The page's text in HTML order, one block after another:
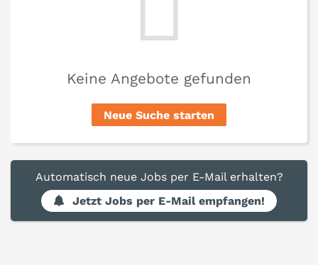
Keine Angebote gefunden
Neue Suche starten
Automatisch neue Jobs per E-Mail erhalten?
Jetzt Jobs per E-Mail empfangen!